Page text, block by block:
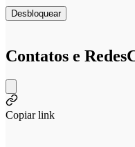
Desbloquear
Contatos e Redes
Copiar link